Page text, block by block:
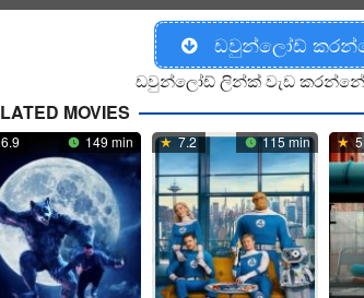
ඩවුන්ලෝඩ්
ඩවුන්ලෝඩ් ලින්ක් වැඩ
MOVIES
6.9 149 min 7.2 115 min